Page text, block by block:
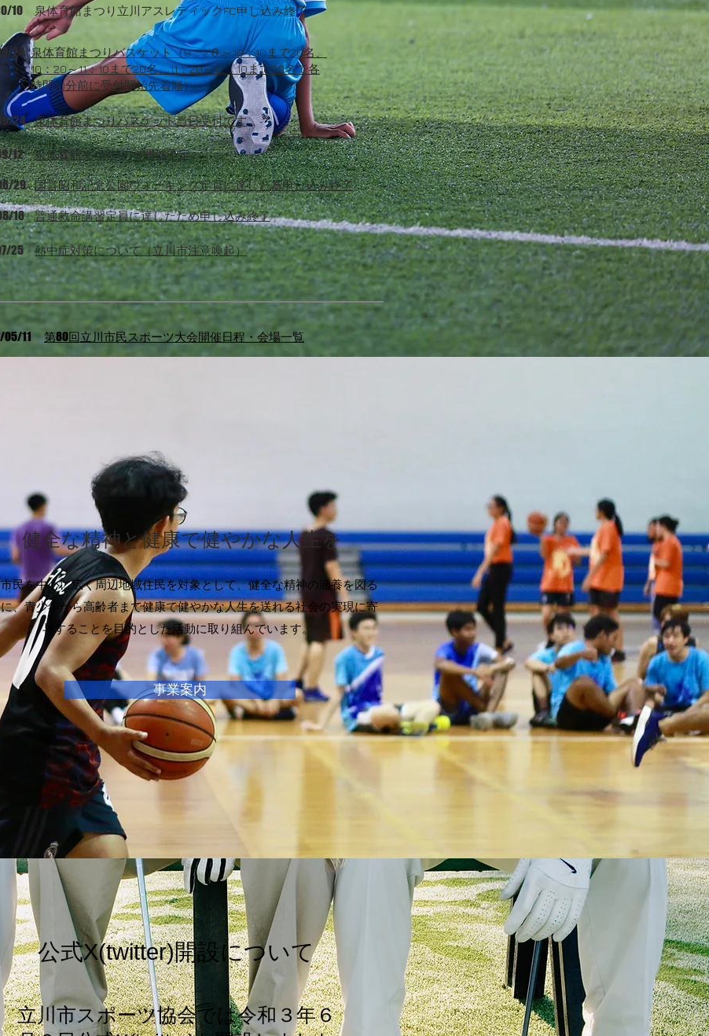
10 ​泉体育館まつり立川アスレティックFC申し込み終了
24 ​泉体育館まつりバスケット（9：2０～10：10まで20名、
10：20～11：10まで20名、11：20～12：10まで20名で各
時間10分前に受付開始先着順）
24 ​泉体育館まつりバスケット当日受付です
12 ​泉体育館まつり10/13開催予定
29 ​国営昭和記念公園ウォーキング定員に達した為申し込み終了
18 普通救命講習定員に達したため申し込み終了
25 ​熱中症対策について（立川市注意喚起）
05/11 ​第80回立川市民スポーツ大会開催日程・会場一覧
川市スポーツ協会の取り組み
​健全な精神と健康で健やかな人生を
民を中心に広く周辺地域住民を対象として、健全な精神の涵養を図る
、青少年から高齢者まで健康で健やかな人生を送れる社会の実現に寄
与することを目的とした活動に取り組んでいます。
事業案内
公式X(​twitter)開設について
​立川市スポーツ協会では令和３年６